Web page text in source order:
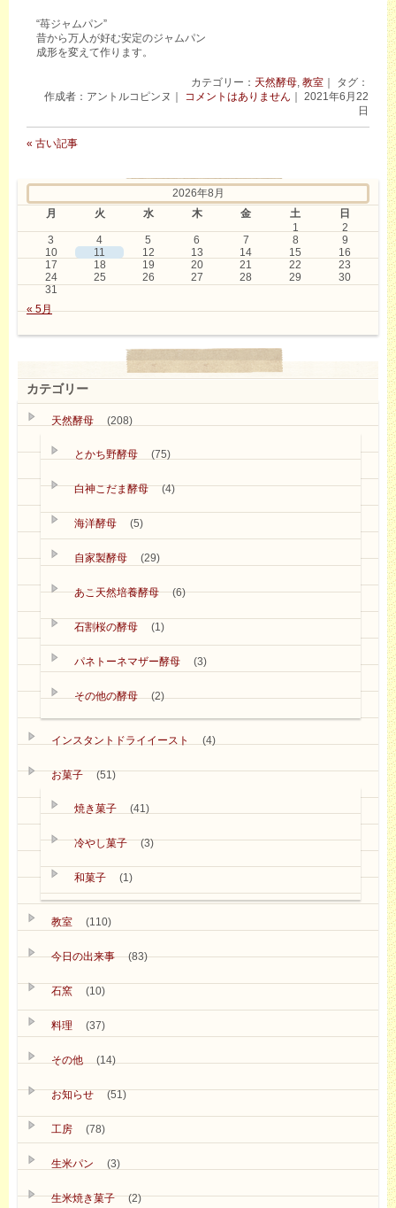
“苺ジャムパン”
昔から万人が好む安定のジャムパン
成形を変えて作ります。
カテゴリー： 天然酵母, 教室｜ タグ：
作成者：アントルコピンヌ｜ コメントはありません ｜ 2021年6月22
日
« 古い記事
2026年8月
月
火 水 木 金 土 日
« 5月
1
2
3
4 5 6 7 8
9
10
11 12 13 14 15
16
17
18 19 20 21 22
23
24
25 26 27 28 29
30
31
カテゴリー
天然酵母 (208)
とかち野酵母 (75)
白神こだま酵母 (4)
海洋酵母 (5)
自家製酵母 (29)
あこ天然培養酵母 (6)
石割桜の酵母 (1)
パネトーネマザー酵母 (3)
その他の酵母 (2)
インスタントドライイースト (4)
お菓子 (51)
焼き菓子 (41)
冷やし菓子 (3)
和菓子 (1)
教室 (110)
今日の出来事 (83)
石窯 (10)
料理 (37)
その他 (14)
お知らせ (51)
工房 (78)
生米パン (3)
生米焼き菓子 (2)